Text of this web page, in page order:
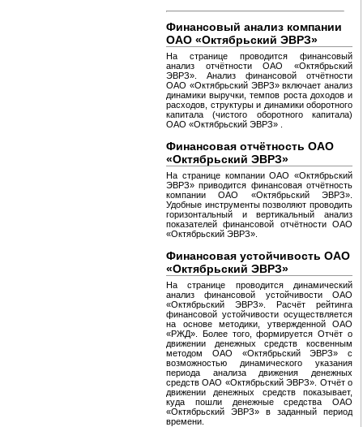
Финансовый анализ компании
ОАО «Октябрьский ЭВРЗ»
На странице проводится финансовый
анализ отчётности ОАО «Октябрьский
ЭВРЗ». Анализ финансовой отчётности
ОАО «Октябрьский ЭВРЗ» включает анализ
динамики выручки, темпов роста доходов и
расходов, структуры и динамики оборотного
капитала (чистого оборотного капитала)
ОАО «Октябрьский ЭВРЗ» .
Финансовая отчётность ОАО
«Октябрьский ЭВРЗ»
На странице компании ОАО «Октябрьский
ЭВРЗ» приводится финансовая отчётность
компании ОАО «Октябрьский ЭВРЗ».
Удобные инструменты позволяют проводить
горизонтальный и вертикальный анализ
показателей финансовой отчётности ОАО
«Октябрьский ЭВРЗ».
Финансовая устойчивость ОАО
«Октябрьский ЭВРЗ»
На странице проводится динамический
анализ финансовой устойчивости ОАО
«Октябрьский ЭВРЗ». Расчёт рейтинга
финансовой устойчивости осуществляется
на основе методики, утвержденной ОАО
«РЖД». Более того, формируется Отчёт о
движении денежных средств косвенным
методом ОАО «Октябрьский ЭВРЗ» с
возможностью динамического указания
периода анализа движения денежных
средств ОАО «Октябрьский ЭВРЗ». Отчёт о
движении денежных средств показывает,
куда пошли денежные средства ОАО
«Октябрьский ЭВРЗ» в заданный период
времени.